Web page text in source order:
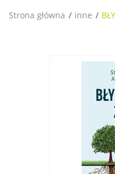
Strona główna inne